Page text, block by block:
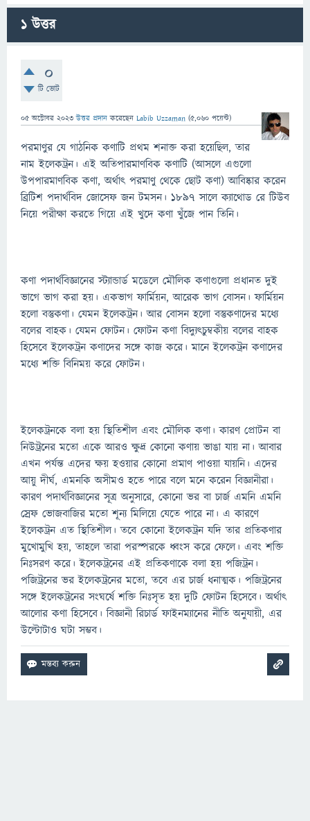
1উত্তর
0
টি ভোট
05 অক্টোবর 2023 উত্তর প্রদান করেছেন Labib Uzzaman (5,060 পয়েন্ট)
পরমাণুর যে গাঠনিক কণাটি প্রথম শনাক্ত করা হয়েছিল, তার
নাম ইলেকট্রন। এই অতিপারমাণবিক কণাটি (আসলে এগুলো
উপপারমাণবিক কণা, অর্থাৎ পরমাণু থেকে ছোট কণা) আবিষ্কার করেন
ব্রিটিশ পদার্থবিদ জোসেফ জন টমসন। ১৮৯৭ সালে ক্যাথোড রে টিউব
নিয়ে পরীক্ষা করতে গিয়ে এই খুদে কণা খুঁজে পান তিনি।
কণা পদার্থবিজ্ঞানের স্ট্যান্ডার্ড মডেলে মৌলিক কণাগুলো প্রধানত দুই
ভাগে ভাগ করা হয়। একভাগ ফার্মিয়ন, আরেক ভাগ বোসন। ফার্মিয়ন
হলো বস্তুকণা। যেমন ইলেকট্রন। আর বোসন হলো বস্তুকণাদের মধ্যে
বলের বাহক। যেমন ফোটন। ফোটন কণা বিদ্যুৎচুম্বকীয় বলের বাহক
হিসেবে ইলেকট্রন কণাদের সঙ্গে কাজ করে। মানে ইলেকট্রন কণাদের
মধ্যে শক্তি বিনিময় করে ফোটন।
ইলেকট্রনকে বলা হয় স্থিতিশীল এবং মৌলিক কণা। কারণ প্রোটন বা
নিউট্রনের মতো একে আরও ক্ষুদ্র কোনো কণায় ভাঙা যায় না। আবার
এখন পর্যন্ত এদের ক্ষয় হওয়ার কোনো প্রমাণ পাওয়া যায়নি। এদের
আয়ু দীর্ঘ, এমনকি অসীমও হতে পারে বলে মনে করেন বিজ্ঞানীরা।
কারণ পদার্থবিজ্ঞানের সূত্র অনুসারে, কোনো ভর বা চার্জ এমনি এমনি
স্রেফ ভোজবাজির মতো শূন্য মিলিয়ে যেতে পারে না। এ কারণে
ইলেকট্রন এত স্থিতিশীল। তবে কোনো ইলেকট্রন যদি তার প্রতিকণার
মুখোমুখি হয়, তাহলে তারা পরস্পরকে ধ্বংস করে ফেলে। এবং শক্তি
নিঃসরণ করে। ইলেকট্রনের এই প্রতিকণাকে বলা হয় পজিট্রন।
পজিট্রনের ভর ইলেকট্রনের মতো, তবে এর চার্জ ধনাত্মক। পজিট্রনের
সঙ্গে ইলেকট্রনের সংঘর্ষে শক্তি নিঃসৃত হয় দুটি ফোটন হিসেবে। অর্থাৎ
আলোর কণা হিসেবে। বিজ্ঞানী রিচার্ড ফাইনম্যানের নীতি অনুযায়ী, এর
উল্টোটাও ঘটা সম্ভব।